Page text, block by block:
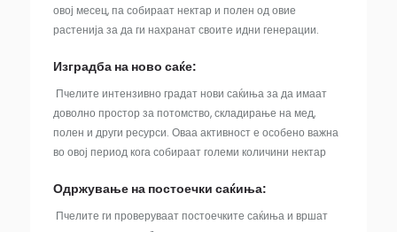
овој месец, па собираат нектар и полен од овие
растенија за да ги нахранат своите идни генерации.
Изградба на ново саќе:
Пчелите интензивно градат нови саќиња за да имаат
доволно простор за потомство, складирање на мед,
полен и други ресурси. Оваа активност е особено важна
во овој период кога собираат големи количини нектар
Одржување на постоечки саќиња:
Пчелите ги проверуваат постоечките саќиња и вршат